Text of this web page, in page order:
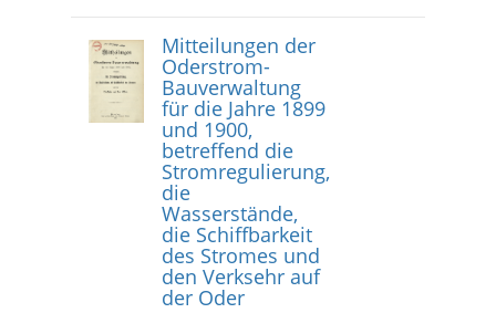
Mitteilungen der
Oderstrom-
Bauverwaltung
für die Jahre 1899
und 1900,
betreffend die
Stromregulierung,
die
Wasserstände,
die Schiffbarkeit
des Stromes und
den Verksehr auf
der Oder